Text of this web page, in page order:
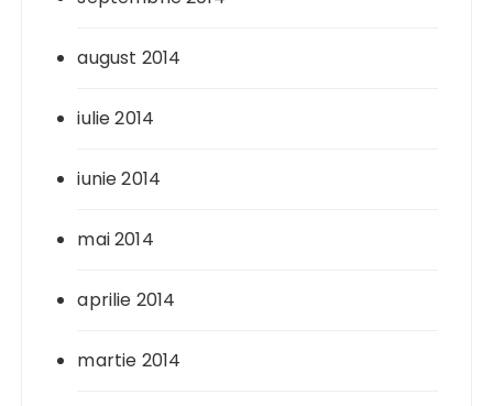
august 2014
iulie 2014
iunie 2014
mai 2014
aprilie 2014
martie 2014